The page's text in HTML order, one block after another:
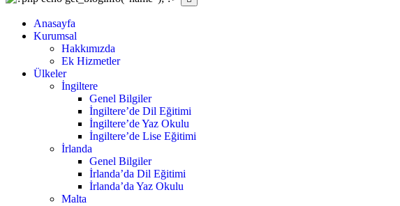
Anasayfa
Kurumsal
Hakkımızda
Ek Hizmetler
Ülkeler
İngiltere
Genel Bilgiler
İngiltere’de Dil Eğitimi
İngiltere’de Yaz Okulu
İngiltere’de Lise Eğitimi
İrlanda
Genel Bilgiler
İrlanda’da Dil Eğitimi
İrlanda’da Yaz Okulu
Malta